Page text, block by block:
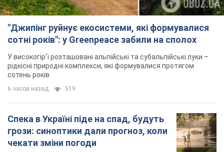
"Джипінг руйнує екосистеми, які формувалися
сотні років": у Greenpeace забили на сполох
У високогір'ї розташовані альпійські та субальпійські луки –
рідкісні природні комплекси, які формувалися протягом
сотень років
6 часов назад 519
Спека в Україні піде на спад, будуть
грози: синоптики дали прогноз, коли
чекати зміни погоди